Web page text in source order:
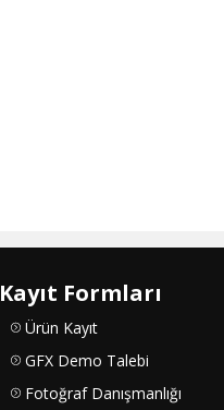
Kayıt Formları
Ürün Kayıt
GFX Demo Talebi
Fotoğraf Danışmanlığı